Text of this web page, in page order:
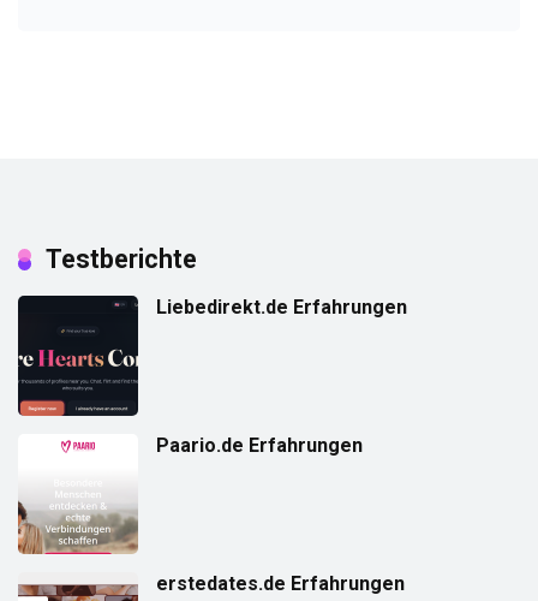
Testberichte
Liebedirekt.de Erfahrungen
Paario.de Erfahrungen
erstedates.de Erfahrungen